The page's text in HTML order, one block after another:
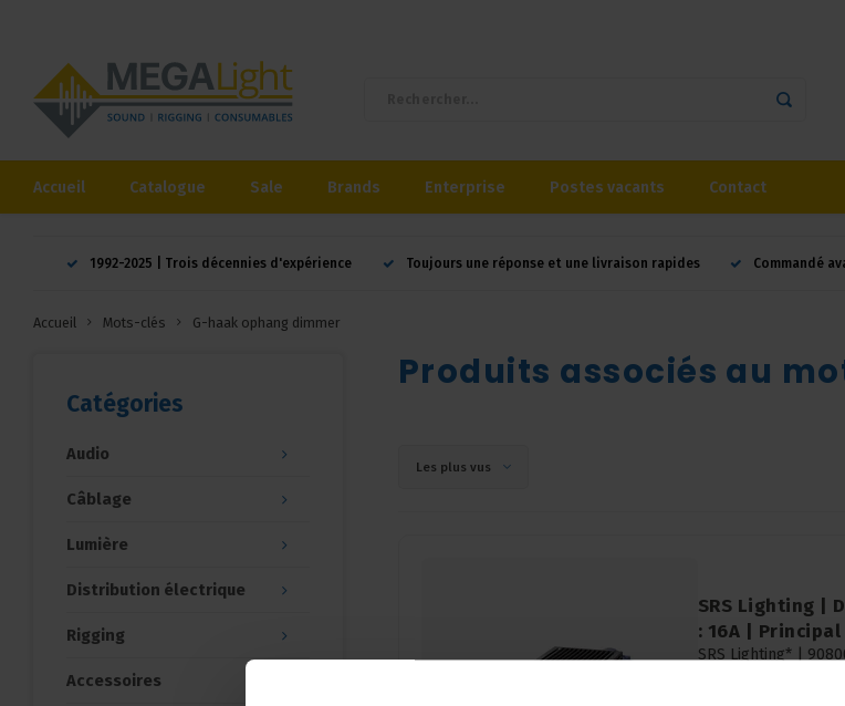
Accueil Catalogue Sale Brands Enterprise Postes vacants Contact
1992-2025 | Trois décennies d'expérience Toujours une réponse et une livraison rapides Commandé
Accueil Mots-clés G-haak ophang dimmer
Catégories
Audio
Câblage
Lumière
Distribution électrique
Rigging
Accessoires
Produits associés au
Les plus vus
SRS Lighting |
: 16A |
SRS Lighting* |
Le gradateur 1